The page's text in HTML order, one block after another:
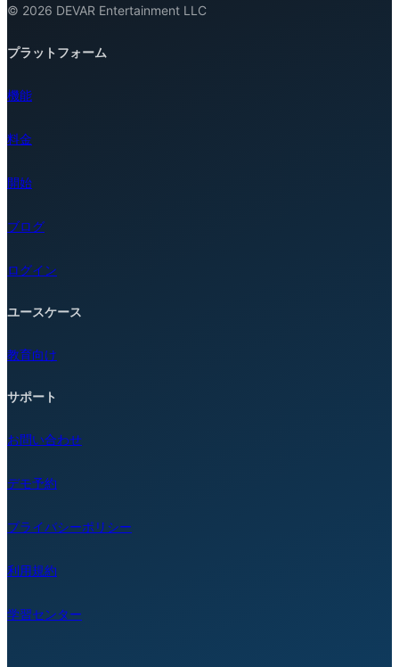
© 2026 DEVAR Entertainment LLC
プラットフォーム
機能
料金
開始
ブログ
ログイン
ユースケース
教育向け
サポート
お問い合わせ
デモ予約
プライバシーポリシー
利用規約
学習センター